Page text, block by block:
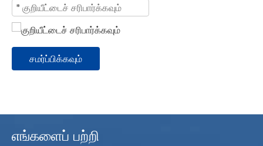
சமர்ப்பிக்கவும்
எங்களைப் பற்றி